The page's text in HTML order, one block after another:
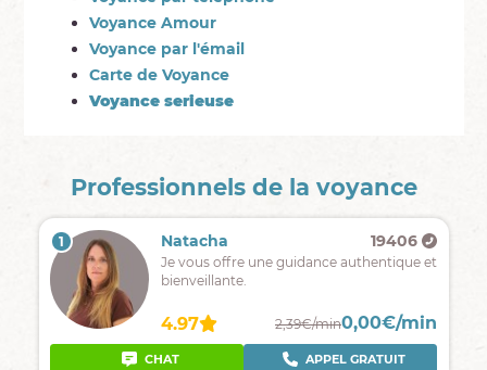
Voyance Amour
Voyance par l'émail
Carte de Voyance
Voyance serieuse
Professionnels de la voyance
1 Natacha 19406
Je vous offre une guidance authentique et
bienveillante.
4.97 2,39€/min0,00€/min
CHAT APPEL GRATUIT